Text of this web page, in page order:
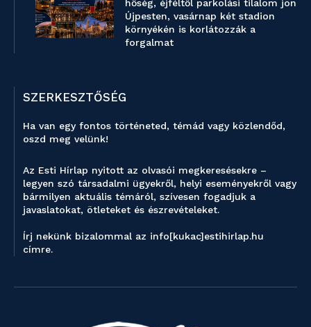
hőség, éjféltől parkolási tilalom jön
Újpesten, vasárnap két stadion
környékén is korlátozzák a
forgalmat
SZERKESZTŐSÉG
Ha van egy fontos történeted, témád vagy közlendőd,
oszd meg velünk!
Az Esti Hírlap nyitott az olvasói megkeresésekre –
legyen szó társadalmi ügyekről, helyi eseményekről vagy
bármilyen aktuális témáról, szívesen fogadjuk a
javaslatokat, ötleteket és észrevételeket.
Írj nekünk bizalommal az info[kukac]estihirlap.hu
címre.